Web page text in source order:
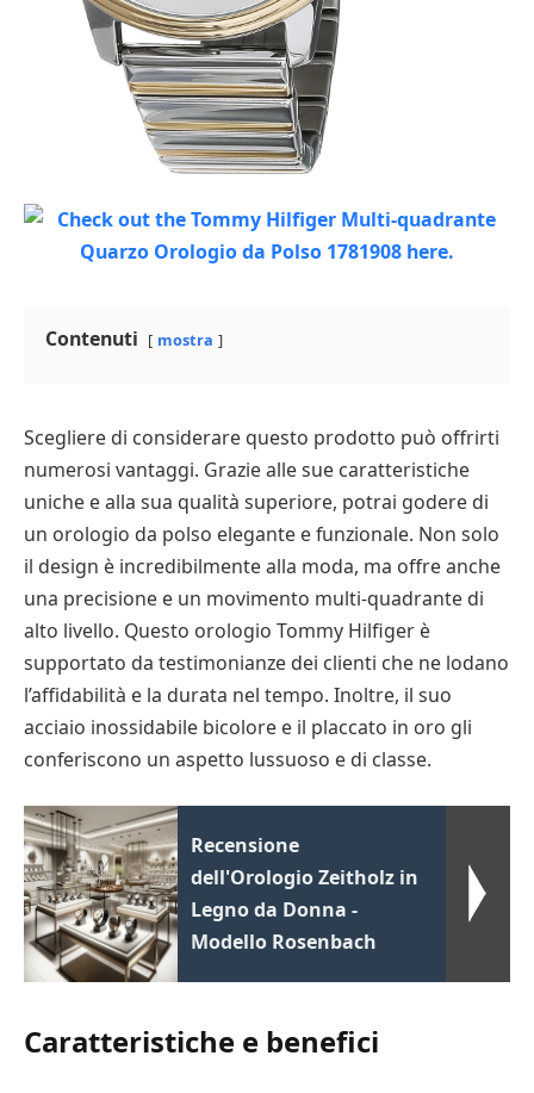
Contenuti mostra
Scegliere di considerare questo prodotto può offrirti
numerosi vantaggi. Grazie alle sue caratteristiche
uniche e alla sua qualità superiore, potrai godere di
un orologio da polso elegante e funzionale. Non solo
il design è incredibilmente alla moda, ma offre anche
una precisione e un movimento multi-quadrante di
alto livello. Questo orologio Tommy Hilfiger è
supportato da testimonianze dei clienti che ne lodano
l’affidabilità e la durata nel tempo. Inoltre, il suo
acciaio inossidabile bicolore e il placcato in oro gli
conferiscono un aspetto lussuoso e di classe.
Recensione
dell'Orologio Zeitholz in
Legno da Donna -
Modello Rosenbach
Caratteristiche e benefici